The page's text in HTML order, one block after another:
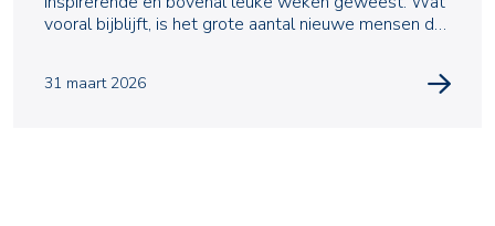
vooral bijblijft, is het grote aantal nieuwe mensen dat
31 maart 2026